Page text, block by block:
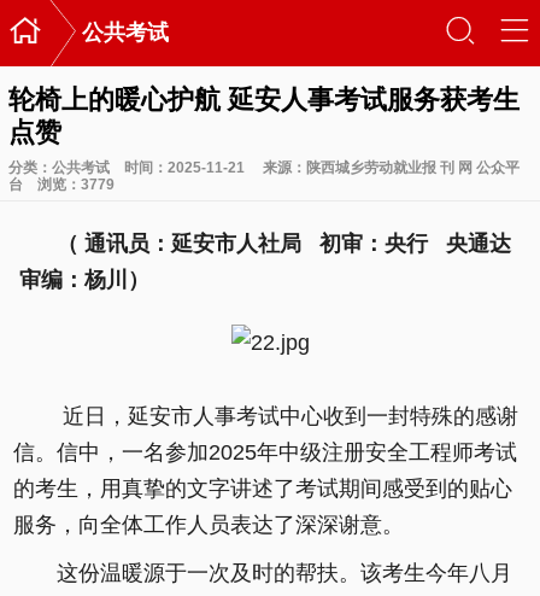
 公共考试 󰃙 󰆉
轮椅上的暖心护航 延安人事考试服务获考生
点赞
分类： 公共考试 时间：2025-11-21
来源：陕西城乡劳动就业报 刊 网 公众平
台
浏览： 3779
（ 通讯员：延安市人社局 初审：央行 央通达
审编：杨川）
近日，延安市人事考试中心收到一封特殊的感谢
信。信中，一名参加2025年中级注册安全工程师考试
的考生，用真挚的文字讲述了考试期间感受到的贴心
服务，向全体工作人员表达了深深谢意。
这份温暖源于一次及时的帮扶。该考生今年八月